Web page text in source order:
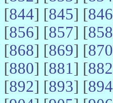
[844] [845] [846
[856] [857] [858
[868] [869] [870
[880] [881] [882
[892] [893] [894